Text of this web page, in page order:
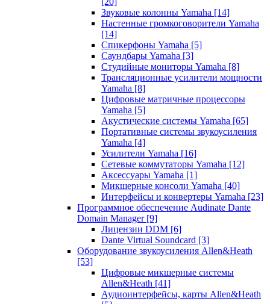
Звуковые колонны Yamaha [14]
Настенные громкоговорители Yamaha
[14]
Спикерфоны Yamaha [5]
Саундбары Yamaha [3]
Студийные мониторы Yamaha [8]
Трансляционные усилители мощности
Yamaha [8]
Цифровые матричные процессоры
Yamaha [5]
Акустические системы Yamaha [65]
Портативные системы звукоусиления
Yamaha [4]
Усилители Yamaha [16]
Сетевые коммутаторы Yamaha [12]
Аксессуары Yamaha [1]
Микшерные консоли Yamaha [40]
Интерфейсы и конвертеры Yamaha [23]
Программное обеспечение Audinate Dante
Domain Manager [9]
Лицензии DDM [6]
Dante Virtual Soundcard [3]
Оборудование звукоусиления Allen&Heath
[53]
Цифровые микшерные системы
Allen&Heath [41]
Аудиоинтерфейсы, карты Allen&Heath